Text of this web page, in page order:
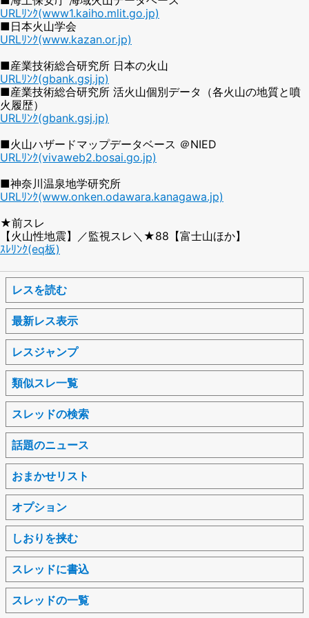
URLﾘﾝｸ(www1.kaiho.mlit.go.jp)
■日本火山学会
URLﾘﾝｸ(www.kazan.or.jp)
■産業技術総合研究所 日本の火山
URLﾘﾝｸ(gbank.gsj.jp)
■産業技術総合研究所 活火山個別データ（各火山の地質と噴
火履歴）
URLﾘﾝｸ(gbank.gsj.jp)
■火山ハザードマップデータベース ＠NIED
URLﾘﾝｸ(vivaweb2.bosai.go.jp)
■神奈川温泉地学研究所
URLﾘﾝｸ(www.onken.odawara.kanagawa.jp)
★前スレ
【火山性地震】／監視スレ＼★88【富士山ほか】
ｽﾚﾘﾝｸ(eq板)
レスを読む
最新レス表示
レスジャンプ
類似スレ一覧
スレッドの検索
話題のニュース
おまかせリスト
オプション
しおりを挟む
スレッドに書込
スレッドの一覧